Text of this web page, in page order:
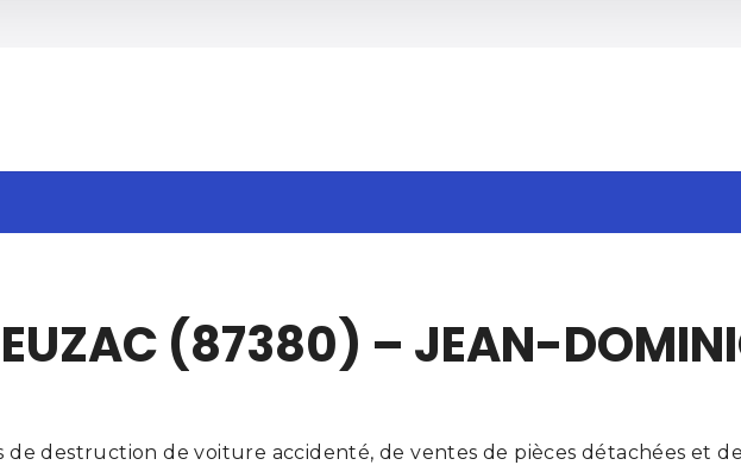
(87380) – JEAN-
de destruction de voiture accidenté, de ventes de pièces détachées et